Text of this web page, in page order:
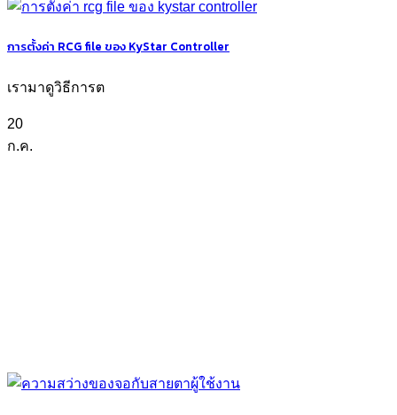
การตั้งค่า RCG file ของ KyStar Controller
เรามาดูวิธีการต
20
ก.ค.